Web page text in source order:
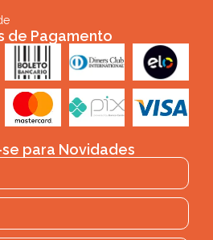
de Pagamento
para Novidades